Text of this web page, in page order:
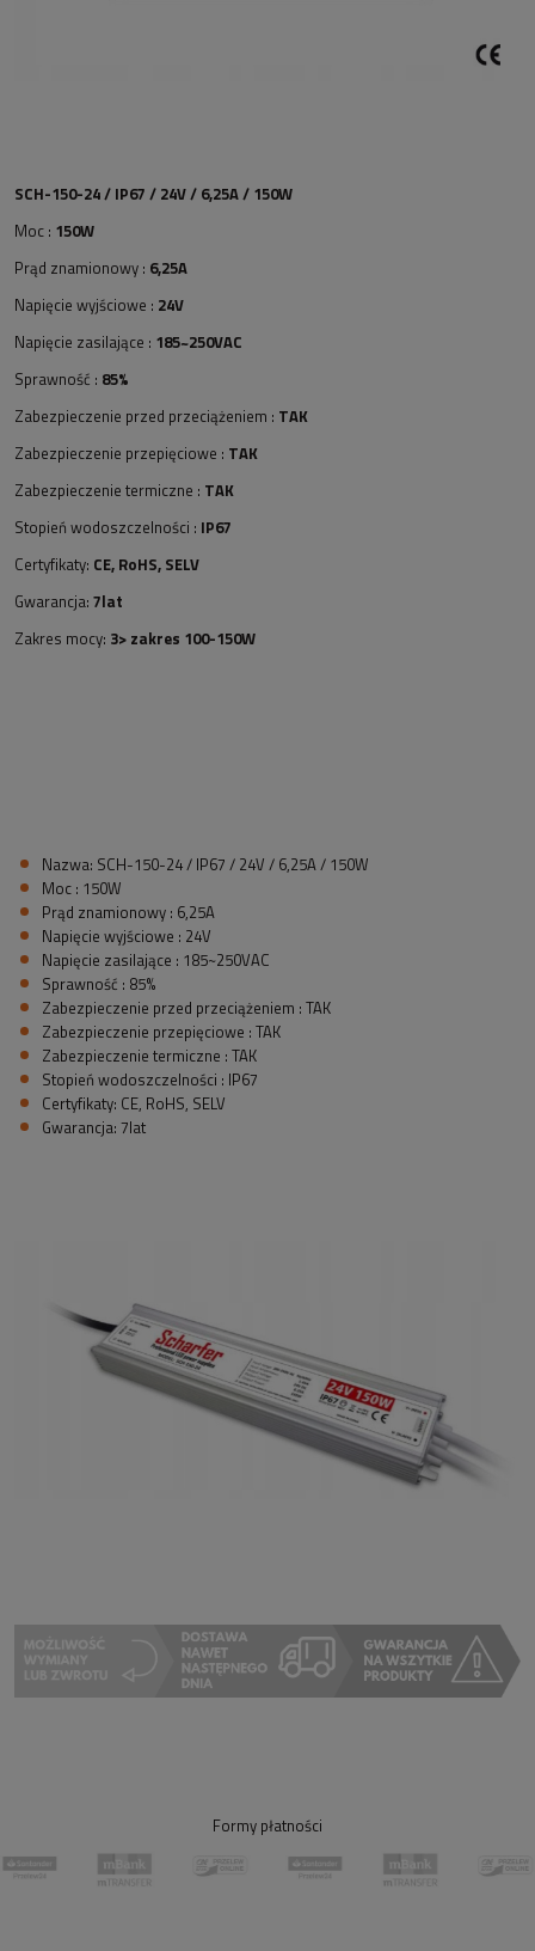
SCH-150-24 / IP67 / 24V / 6,25A / 150W
Moc : 150W
Prąd znamionowy : 6,25A
Napięcie wyjściowe : 24V
Napięcie zasilające : 185~250VAC
Sprawność : 85%
Zabezpieczenie przed przeciążeniem : TAK
Zabezpieczenie przepięciowe : TAK
Zabezpieczenie termiczne : TAK
Stopień wodoszczelności : IP67
Certyfikaty: CE, RoHS, SELV
Gwarancja: 7lat
Zakres mocy: 3> zakres 100-150W
Nazwa: SCH-150-24 / IP67 / 24V / 6,25A / 150W
Moc : 150W
Prąd znamionowy : 6,25A
Napięcie wyjściowe : 24V
Napięcie zasilające : 185~250VAC
Sprawność : 85%
Zabezpieczenie przed przeciążeniem : TAK
Zabezpieczenie przepięciowe : TAK
Zabezpieczenie termiczne : TAK
Stopień wodoszczelności : IP67
Certyfikaty: CE, RoHS, SELV
Gwarancja: 7lat
Formy płatności